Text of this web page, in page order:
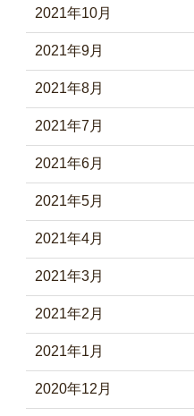
2021年10月
2021年9月
2021年8月
2021年7月
2021年6月
2021年5月
2021年4月
2021年3月
2021年2月
2021年1月
2020年12月